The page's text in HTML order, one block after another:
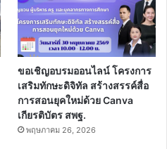
ขอเชิญอบรมออนไลน์ โครงการ
เสริมทักษะดิจิทัล สร้างสรรค์สื่อ
การสอนยุคใหม่ด้วย Canva
เกียรติบัตร สพฐ.
พฤษภาคม 26, 2026